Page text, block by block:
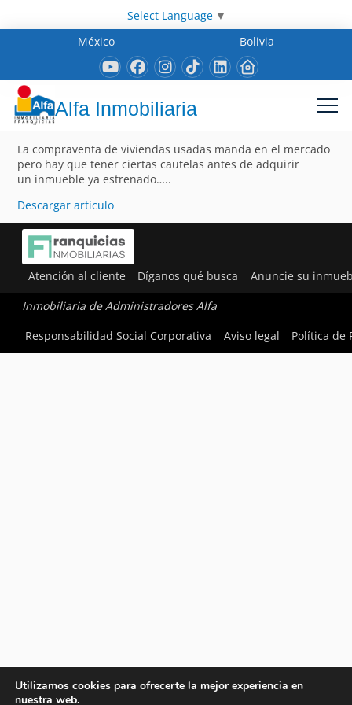
Select Language ▼
México
Bolivia
Alfa Inmobiliaria
La compraventa de viviendas usadas manda en el mercado
pero hay que tener ciertas cautelas antes de adquirir
un inmueble ya estrenado…..
Descargar artículo
Atención al cliente Díganos qué busca Anuncie su
Inmobiliaria de Administradores Alfa
Responsabilidad Social Corporativa
Aviso legal Política de
Utilizamos cookies para ofrecerte la mejor experiencia en
nuestra web.